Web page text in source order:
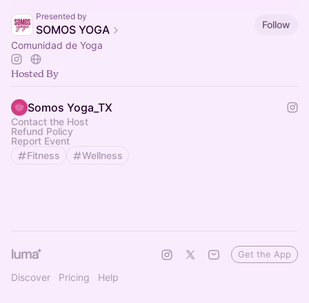
Presented by
SOMOS YOGA
Follow
Comunidad de Yoga
Hosted By
Somos Yoga_TX
Contact the Host
Refund Policy
Report Event
Fitness
Wellness
Discover Pricing Help
Get the App